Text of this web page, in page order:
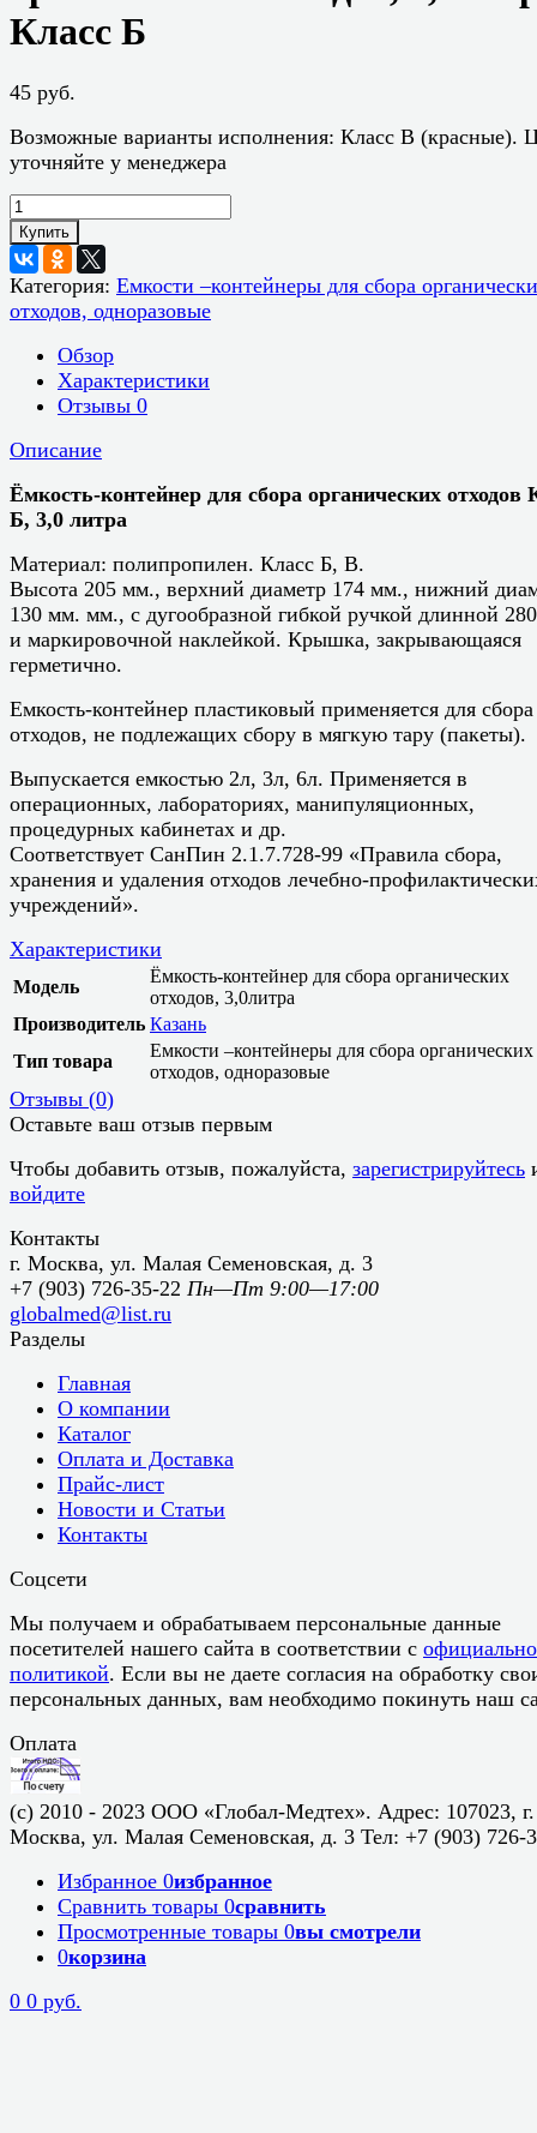
Класс Б
45 руб.
Возможные варианты исполнения: Класс В (красные).
уточняйте у менеджера
Купить
Категория: Емкости –контейнеры для сбора
отходов, одноразовые
Обзор
Характеристики
Отзывы 0
Описание
Ёмкость-контейнер для сбора органических отходов
Б, 3,0 литра
Материал: полипропилен. Класс Б, В.
Высота 205 мм., верхний диаметр 174 мм., нижний
130 мм. мм., с дугообразной гибкой ручкой длинной
и маркировочной наклейкой. Крышка, закрывающаяся
герметично.
Емкость-контейнер пластиковый применяется для сбора
отходов, не подлежащих сбору в мягкую тару (пакеты).
Выпускается емкостью 2л, 3л, 6л. Применяется в
операционных, лабораториях, манипуляционных,
процедурных кабинетах и др.
Соответствует СанПин 2.1.7.728-99 «Правила сбора,
хранения и удаления отходов лечебно-
учреждений».
Характеристики
Модель
Ёмкость-контейнер для сбора органических
отходов, 3,0литра
Производитель Казань
Тип товара
Емкости –контейнеры для сбора органических
отходов, одноразовые
Отзывы (0)
Оставьте ваш отзыв первым
Чтобы добавить отзыв, пожалуйста, зарегистрируйтесь
войдите
Контакты
г. Москва, ул. Малая Семеновская, д. 3
+7 (903) 726-35-22 Пн—Пт 9:00—17:00
globalmed@list.ru
Разделы
Главная
О компании
Каталог
Оплата и Доставка
Прайс-лист
Новости и Статьи
Контакты
Соцсети
Мы получаем и обрабатываем персональные данные
посетителей нашего сайта в соответствии с
политикой. Если вы не даете согласия на обработку
персональных данных, вам необходимо покинуть наш
Оплата
(c) 2010 - 2023 ООО «Глобал-Медтех». Адрес: 107023, г.
Москва, ул. Малая Семеновская, д. 3 Тел: +7 (903) 726-
Избранное 0избранное
Сравнить товары 0сравнить
Просмотренные товары 0вы смотрели
0корзина
0 0 руб.